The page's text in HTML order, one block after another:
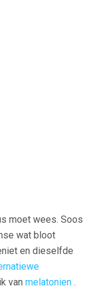
moet wees. Soos
wat bloot
en dieselfde
van melatonien .